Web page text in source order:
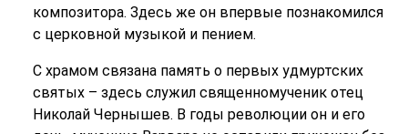
композитора. Здесь же он впервые познакомился
с церковной музыкой и пением.
С храмом связана память о первых удмуртских
святых – здесь служил священномученик отец
Николай Чернышев. В годы революции он и его